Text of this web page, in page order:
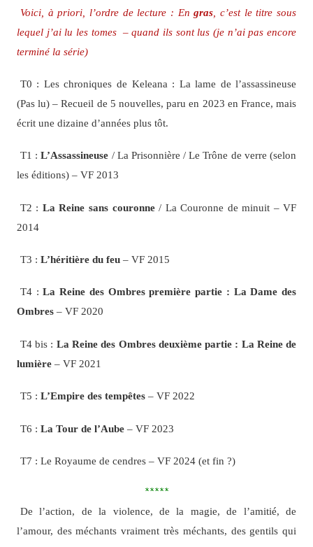
Voici, à priori, l’ordre de lecture : Engras , c’est le titre sous
lequel j’ai lu les tomes – quand ils sont lus (je n’ai pas encore
terminé la série)
T0 : Les chroniques de Keleana : La lame de l’assassineuse
(Pas lu) – Recueil de 5 nouvelles, paru en 2023 en France, mais
écrit une dizaine d’années plus tôt.
T1 :L’Assassineuse / La Prisonnière / Le Trône de verre (selon
les éditions) – VF 2013
T2 : La Reine sans couronne/ La Couronne de minuit – VF
2014
T3 : L’héritière du feu – VF 2015
T4 :La Reine des Ombres première partie : La Dame des
Ombres– VF 2020
T4 bis : La Reine des Ombres deuxième partie : La Reine de
lumière – VF 2021
T5 : L’Empire des tempêtes– VF 2022
T6 : La Tour de l’Aube– VF 2023
T7 : Le Royaume de cendres – VF 2024 (et fin ?)
*****
De l’action, de la violence, de la magie, de l’amitié, de
l’amour, des méchants vraiment très méchants, des gentils qui